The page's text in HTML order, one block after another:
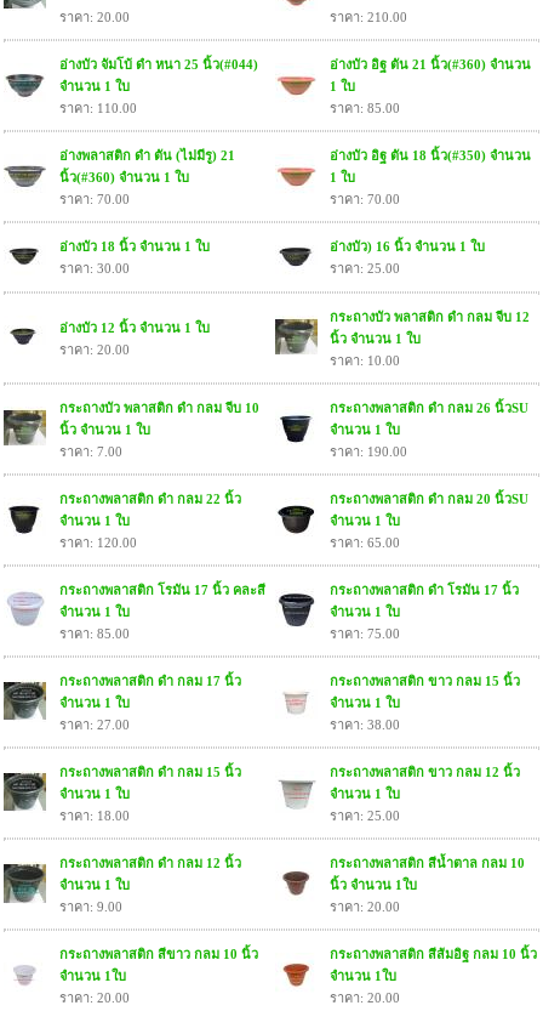
ราคา: 20.00
ราคา: 210.00
อ่างบัว จัมโบ้ ดำ หนา 25 นิ้ว(#044)
จำนวน 1 ใบ
ราคา: 110.00
อ่างบัว อิฐ ตัน 21 นิ้ว(#360) จำนวน
1 ใบ
ราคา: 85.00
อ่างพลาสติก ดำ ตัน (ไม่มีรู) 21
นิ้ว(#360) จำนวน 1 ใบ
ราคา: 70.00
อ่างบัว อิฐ ตัน 18 นิ้ว(#350) จำนวน
1 ใบ
ราคา: 70.00
อ่างบัว 18 นิ้ว จำนวน 1 ใบ
ราคา: 30.00
อ่างบัว) 16 นิ้ว จำนวน 1 ใบ
ราคา: 25.00
อ่างบัว 12 นิ้ว จำนวน 1 ใบ
ราคา: 20.00
กระถางบัว พลาสติก ดำ กลม จีบ 12
นิ้ว จำนวน 1 ใบ
ราคา: 10.00
กระถางบัว พลาสติก ดำ กลม จีบ 10
นิ้ว จำนวน 1 ใบ
ราคา: 7.00
กระถางพลาสติก ดำ กลม 26 นิ้วSU
จำนวน 1 ใบ
ราคา: 190.00
กระถางพลาสติก ดำ กลม 22 นิ้ว
จำนวน 1 ใบ
ราคา: 120.00
กระถางพลาสติก ดำ กลม 20 นิ้วSU
จำนวน 1 ใบ
ราคา: 65.00
กระถางพลาสติก โรมัน 17 นิ้ว คละสี
จำนวน 1 ใบ
ราคา: 85.00
กระถางพลาสติก ดำ โรมัน 17 นิ้ว
จำนวน 1 ใบ
ราคา: 75.00
กระถางพลาสติก ดำ กลม 17 นิ้ว
จำนวน 1 ใบ
ราคา: 27.00
กระถางพลาสติก ขาว กลม 15 นิ้ว
จำนวน 1 ใบ
ราคา: 38.00
กระถางพลาสติก ดำ กลม 15 นิ้ว
จำนวน 1 ใบ
ราคา: 18.00
กระถางพลาสติก ขาว กลม 12 นิ้ว
จำนวน 1 ใบ
ราคา: 25.00
กระถางพลาสติก ดำ กลม 12 นิ้ว
จำนวน 1 ใบ
ราคา: 9.00
กระถางพลาสติก สีน้ำตาล กลม 10
นิ้ว จำนวน 1ใบ
ราคา: 20.00
กระถางพลาสติก สีขาว กลม 10 นิ้ว
จำนวน 1ใบ
ราคา: 20.00
กระถางพลาสติก สีส้มอิฐ กลม 10 นิ้ว
จำนวน 1ใบ
ราคา: 20.00